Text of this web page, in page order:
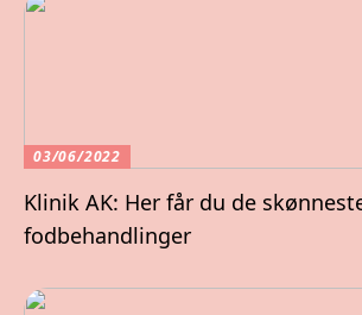
03/06/2022
Klinik AK: Her får du de
fodbehandlinger